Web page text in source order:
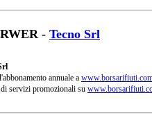
- Tecno Srl
annuale a
servizi promozionali su